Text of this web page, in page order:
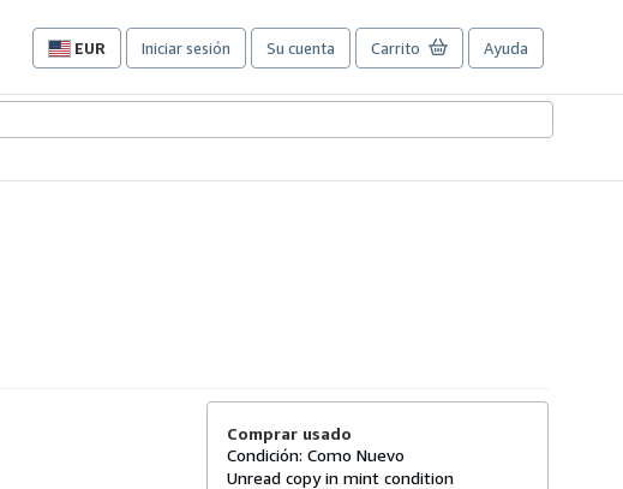
EUR
Preferencias
compra
sitio.
Iniciar sesión Su cuenta Carrito Ayuda
Comprar usado
Condición: Como Nuevo
Unread copy in mint condition